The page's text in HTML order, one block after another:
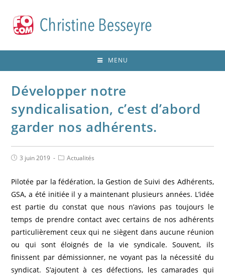
MENU
Développer notre
syndicalisation, c’est d’abord
garder nos adhérents.
3 juin 2019 Actualités
Pilotée par la fédération, la Gestion de Suivi des Adhérents,
GSA, a été initiée il y a maintenant plusieurs années. L’idée
est partie du constat que nous n’avions pas toujours le
temps de prendre contact avec certains de nos adhérents
particulièrement ceux qui ne siègent dans aucune réunion
ou qui sont éloignés de la vie syndicale. Souvent, ils
finissent par démissionner, ne voyant pas la nécessité du
syndicat. S’ajoutent à ces défections, les camarades qui